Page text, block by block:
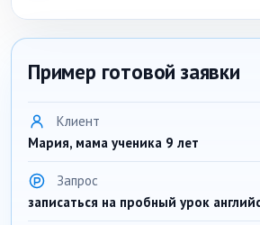
Пример готовой заявки
Клиент
Мария, мама ученика 9 лет
Запрос
записаться на пробный урок